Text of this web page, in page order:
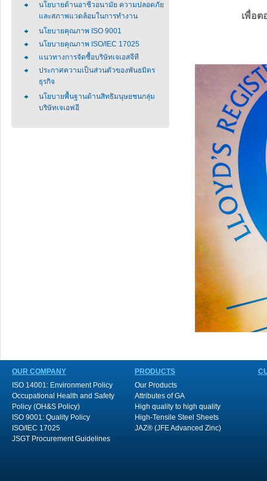
นโยบายด้านอาชีวอนามัย ความปลอดภัย
และสภาพแวดล้อมในการทำงาน
นโยบายคุณภาพ ISO 9001
นโยบายคุณภาพ ISO/IEC 17025
แนวทางการจัดซื้อบริษัทเจเอสจีที
ประกาศความเป็นส่วนตัวของพันธมิตร
ธุรกิจ
นโยบายพื้นฐานด้านสิทธิมนุษยชนกลุ่ม
บริษัทเจเอฟอี
เพื่อต
OUR COMPANY
ISO 14001: Environment Policy
Occupational Health and Safety
Policy (OH&S Policy)
ISO 9001: Quality Policy
ISO/IEC 17025
JSGT Procurement Guidelines
PRODUCTS
Our Products
Attributes of GA
High quality to high quality
High-Tensile Steel Sheets
JAZ® (JFE Advanced Zinc)